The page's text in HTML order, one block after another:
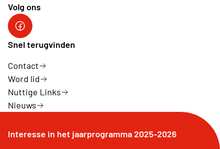
Volg ons
Snel terugvinden
Contact
Word lid
Nuttige Links
Nieuws
Interesse in het jaarprogramma 2025-2026